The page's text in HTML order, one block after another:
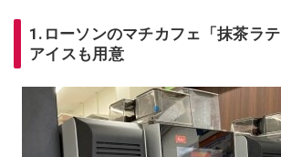
1.ローソンのマチカフェ「抹茶ラ
アイスも用意